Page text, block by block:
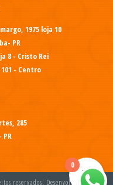
1975 loja 10
PR
8 - Cristo Rei
- Centro
285
PR
reservados. Desenvolvido por
0